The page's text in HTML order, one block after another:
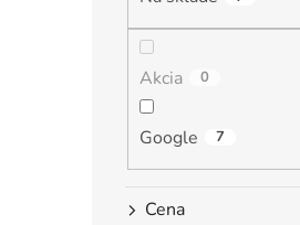
Akcia 0
Google 7
Cena